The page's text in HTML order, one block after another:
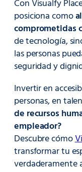
Con Visualfy
posiciona como
comprometidas
de tecnología,
las personas
seguridad y
Invertir en
personas, en
de recursos
empleador?
Descubre cómo
transformar tu
verdaderamente